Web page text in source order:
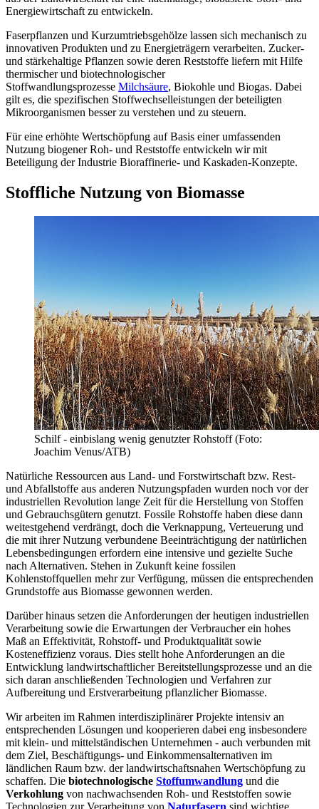
Energiewirtschaft zu entwickeln.
Faserpflanzen und Kurzumtriebsgehölze lassen sich mechanisch zu
innovativen Produkten und zu Energieträgern verarbeiten. Zucker-
und stärkehaltige Pflanzen sowie deren Reststoffe liefern mit Hilfe
thermischer und biotechnologischer
Stoffwandlungsprozesse Milchsäure, Biokohle und Biogas. Dabei
gilt es, die spezifischen Stoffwechselleistungen der beteiligten
Mikroorganismen besser zu verstehen und zu steuern.
Für eine erhöhte Wertschöpfung auf Basis einer umfassenden
Nutzung biogener Roh- und Reststoffe entwickeln wir mit
Beteiligung der Industrie Bioraffinerie- und Kaskaden-Konzepte.
Stoffliche Nutzung von Biomasse
Schilf - einbislang wenig genutzter Rohstoff (Foto:
Joachim Venus/ATB)
Natürliche Ressourcen aus Land- und Forstwirtschaft bzw. Rest-
und Abfallstoffe aus anderen Nutzungspfaden wurden noch vor der
industriellen Revolution lange Zeit für die Herstellung von Stoffen
und Gebrauchsgütern genutzt. Fossile Rohstoffe haben diese dann
weitestgehend verdrängt, doch die Verknappung, Verteuerung und
die mit ihrer Nutzung verbundene Beeinträchtigung der natürlichen
Lebensbedingungen erfordern eine intensive und gezielte Suche
nach Alternativen. Stehen in Zukunft keine fossilen
Kohlenstoffquellen mehr zur Verfügung, müssen die entsprechenden
Grundstoffe aus Biomasse gewonnen werden.
Darüber hinaus setzen die Anforderungen der heutigen industriellen
Verarbeitung sowie die Erwartungen der Verbraucher ein hohes
Maß an Effektivität, Rohstoff- und Produktqualität sowie
Kosteneffizienz voraus. Dies stellt hohe Anforderungen an die
Entwicklung landwirtschaftlicher Bereitstellungsprozesse und an die
sich daran anschließenden Technologien und Verfahren zur
Aufbereitung und Erstverarbeitung pflanzlicher Biomasse.
Wir arbeiten im Rahmen interdisziplinärer Projekte intensiv an
entsprechenden Lösungen und kooperieren dabei eng insbesondere
mit klein- und mittelständischen Unternehmen - auch verbunden mit
dem Ziel, Beschäftigungs- und Einkommensalternativen im
ländlichen Raum bzw. der landwirtschaftsnahen Wertschöpfung zu
schaffen. Die biotechnologische Stoffumwandlung und die
Verkohlung von nachwachsenden Roh- und Reststoffen sowie